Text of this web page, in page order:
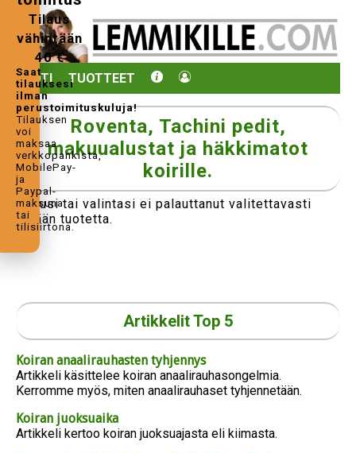
KOTI TUOTTEET
Tilaus
vähintään
40 €
Saat
tilauksesi
ilman
perustoimituskuluja!
Tilauksen
voi
maksaa
verkkopankista,
MobilePay-
ja
Paypal-
maksuna
tai
tilisiirtona.
Roventa, Tachini pedit,
makuualustat ja häkkimatot
koirille.
Hakusi tai valintasi ei palauttanut valitettavasti
yhtään tuotetta.
Artikkelit Top 5
Koiran anaalirauhasten tyhjennys
Artikkeli käsittelee koiran anaalirauhasongelmia.
Kerromme myös, miten anaalirauhaset tyhjennetään.
Koiran juoksuaika
Artikkeli kertoo koiran juoksuajasta eli kiimasta.